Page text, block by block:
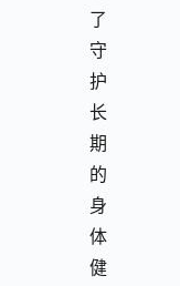
了
守
护
长
期
的
身
体
健